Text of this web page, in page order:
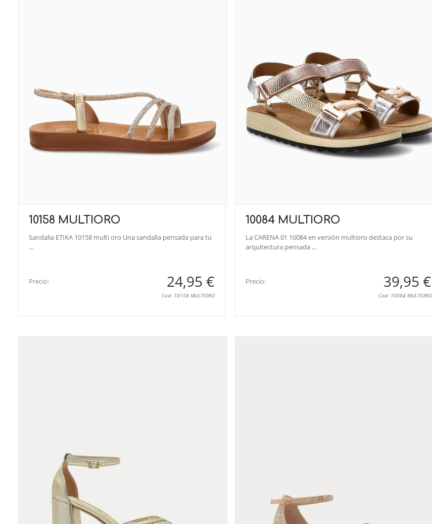
10158 MULTIORO
Sandalia ETIKA 10158 multi oro Una sandalia pensada para tu
...
Precio: 24,95 €
Cod: 10158 MULTIORO
10084 MULTIORO
La CARENA 01 10084 en versión multioro destaca por su
arquitectura pensada ...
Precio: 39,95 €
Cod: 10084 MULTIORO